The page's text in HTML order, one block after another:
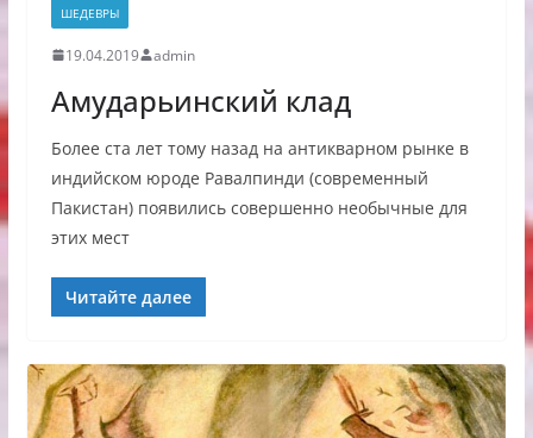
ШЕДЕВРЫ
19.04.2019 admin
Амударьинский клад
Более ста лет тому назад на антикварном рынке в
индийском юроде Равалпинди (современный
Пакистан) появились совершенно необычные для
этих мест
Читайте далее